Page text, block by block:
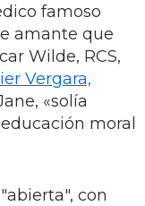
famoso
amante que
Wilde, RCS,
Vergara,
«solía
moral
con